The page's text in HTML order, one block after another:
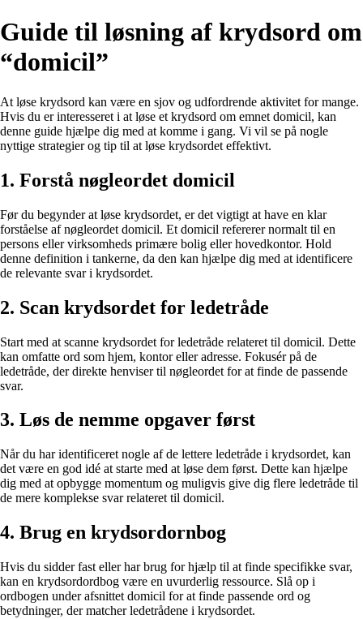
Guide til løsning af krydsord om
“domicil”
At løse krydsord kan være en sjov og udfordrende aktivitet for mange.
Hvis du er interesseret i at løse et krydsord om emnet domicil, kan
denne guide hjælpe dig med at komme i gang. Vi vil se på nogle
nyttige strategier og tip til at løse krydsordet effektivt.
1. Forstå nøgleordet domicil
Før du begynder at løse krydsordet, er det vigtigt at have en klar
forståelse af nøgleordet domicil. Et domicil refererer normalt til en
persons eller virksomheds primære bolig eller hovedkontor. Hold
denne definition i tankerne, da den kan hjælpe dig med at identificere
de relevante svar i krydsordet.
2. Scan krydsordet for ledetråde
Start med at scanne krydsordet for ledetråde relateret til domicil. Dette
kan omfatte ord som hjem, kontor eller adresse. Fokusér på de
ledetråde, der direkte henviser til nøgleordet for at finde de passende
svar.
3. Løs de nemme opgaver først
Når du har identificeret nogle af de lettere ledetråde i krydsordet, kan
det være en god idé at starte med at løse dem først. Dette kan hjælpe
dig med at opbygge momentum og muligvis give dig flere ledetråde til
de mere komplekse svar relateret til domicil.
4. Brug en krydsordornbog
Hvis du sidder fast eller har brug for hjælp til at finde specifikke svar,
kan en krydsordordbog være en uvurderlig ressource. Slå op i
ordbogen under afsnittet domicil for at finde passende ord og
betydninger, der matcher ledetrådene i krydsordet.